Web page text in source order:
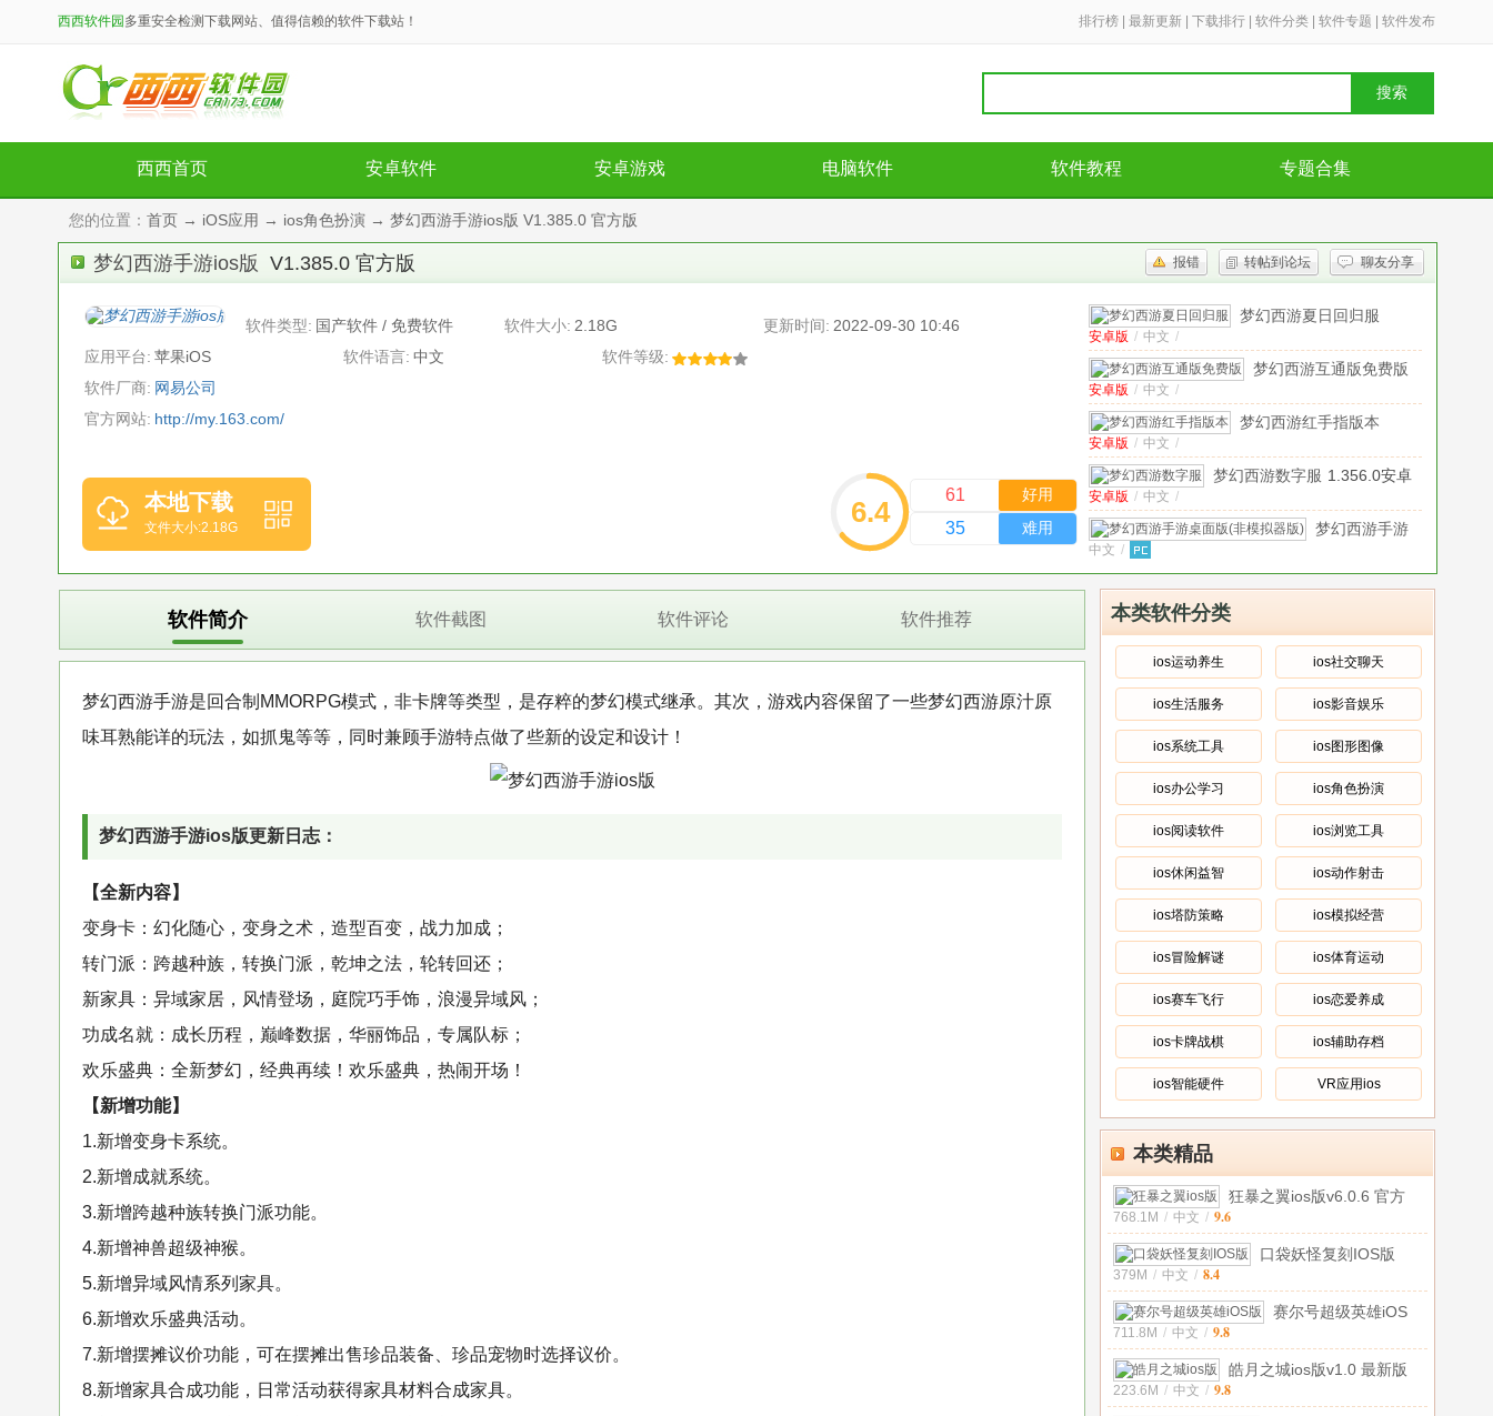
西西软件园 多重安全检测下载网站、值得信赖的软件下载站！ 排行榜 最新更新 下载排行 软件分类 软件专题 软件发布
搜索
西西首页 安卓软件 安卓游戏 电脑软件 软件教程 专题合集
您的位置： 首页 → iOS应用 → ios角色扮演 → 梦幻西游手游ios版 V1.385.0 官方版
梦幻西游手游ios版 V1.385.0 官方版 报错 转帖到论坛 聊友分享
软件类型: 国产软件 / 免费软件 软件大小: 2.18G 更新时间: 2022-09-30 10:46
应用平台: 苹果iOS 软件语言: 中文
软件等级:
软件厂商: 网易公司
官方网站: http://my.163.com/
本地下载
文件大小:2.18G 6.4
61 好用
35 难用
梦幻西游夏日回归服
安卓版 / 中文 /
梦幻西游互通版免费版
安卓版 / 中文 /
梦幻西游红手指版本
安卓版 / 中文 /
梦幻西游数字服 1.356.0安卓
安卓版 / 中文 /
梦幻西游手游
器版) v1.346.0
PC版
中文 /
中文 /
梦幻西游2025免费版
梦幻西游单机版 v1.461.0
梦幻西游免费版 v1.464.0
/
梦幻西游无限仙玉单
机老版 v1.310.0
/
本类软件分类
ios运动养生 ios社交聊天
ios生活服务 ios影音娱乐
ios系统工具 ios图形图像
ios办公学习 ios角色扮演
ios阅读软件 ios浏览工具
ios休闲益智 ios动作射击
ios塔防策略 ios模拟经营
ios冒险解谜 ios体育运动
ios赛车飞行 ios恋爱养成
ios卡牌战棋 ios辅助存档
ios智能硬件 VR应用ios
本类精品
狂暴之翼ios版v6.0.6 官方
ipho
768.1M / 中文 / 9.6
口袋妖怪复刻IOS版
379M / 中文 / 8.4
赛尔号超级英雄iOS
711.8M / 中文 / 9.8
皓月之城ios版v1.0 最新版
223.6M / 中文 / 9.8
软件简介 软件截图 软件评论 软件推荐
梦幻西游手游是回合制MMORPG模式，非卡牌等类型，是存粹的梦幻模式继承。其次，游戏内容保留了一些梦幻西游原汁原
味耳熟能详的玩法，如抓鬼等等，同时兼顾手游特点做了些新的设定和设计！
梦幻西游手游ios版更新日志：
【全新内容】
变身卡：幻化随心，变身之术，造型百变，战力加成；
转门派：跨越种族，转换门派，乾坤之法，轮转回还；
新家具：异域家居，风情登场，庭院巧手饰，浪漫异域风；
功成名就：成长历程，巅峰数据，华丽饰品，专属队标；
欢乐盛典：全新梦幻，经典再续！欢乐盛典，热闹开场！
【新增功能】
1.新增变身卡系统。
2.新增成就系统。
3.新增跨越种族转换门派功能。
4.新增神兽超级神猴。
5.新增异域风情系列家具。
6.新增欢乐盛典活动。
7.新增摆摊议价功能，可在摆摊出售珍品装备、珍品宠物时选择议价。
8.新增家具合成功能，日常活动获得家具材料合成家具。